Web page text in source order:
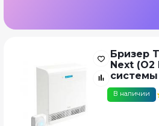
Бризер
Next
В наличии